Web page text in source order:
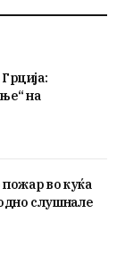
на
пожар во куќа
слушнале